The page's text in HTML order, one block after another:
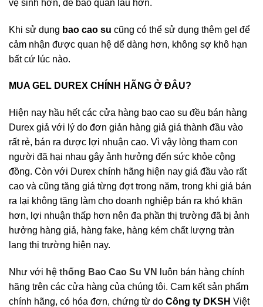
vệ sinh hơn, dể bảo quản lâu hơn.
Khi sử dụng bao cao su cũng có thể sử dụng thêm gel để
cảm nhận được quan hệ dể dàng hơn, không sợ khô hạn
bất cứ lúc nào.
MUA GEL DUREX CHÍNH HÃNG Ở ĐÂU?
Hiện nay hầu hết các cửa hàng bao cao su đều bán hàng
Durex giả với lý do đơn giản hàng giả giá thành đầu vào
rất rẻ, bán ra được lợi nhuận cao. Vì vậy lòng tham con
người đã hại nhau gây ảnh hưởng đến sức khỏe cộng
đồng. Còn với Durex chính hãng hiện nay giá đầu vào rất
cao và cũng tăng giá từng đợt trong năm, trong khi giá bán
ra lại không tăng làm cho doanh nghiệp bán ra khó khăn
hơn, lợi nhuận thấp hơn nên đa phần thị trường đã bị ảnh
hưởng hàng giả, hàng fake, hàng kém chất lượng tràn
lang thị trường hiện nay.
Như với hệ thống Bao Cao Su VN
luôn bán hàng chính
hãng trên các cửa hàng của chúng tôi. Cam kết sản phẩm
chính hãng, có hóa đơn, chứng từ do Công ty DKSH Việt